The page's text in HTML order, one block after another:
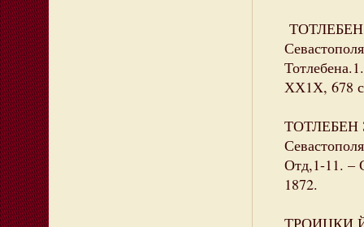
ТОТЛЕБЕН
ХХ1Х, 678
ТОТЛЕБЕН
Отд,1-11. –
1872.
ТРОИЦКИ Й